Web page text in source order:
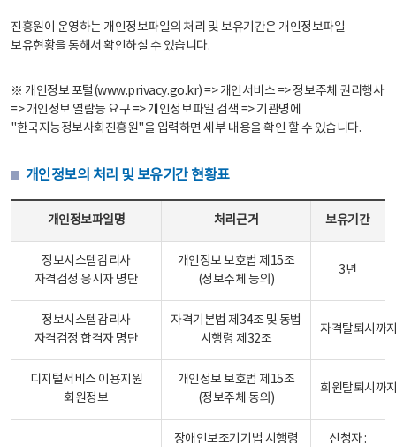
진흥원이 운영하는 개인정보파일의 처리 및 보유기간은 개인정보파일
보유현황을 통해서 확인하실 수 있습니다.
※ 개인정보 포털(www.privacy.go.kr) => 개인서비스 => 정보주체 권리행사
=> 개인정보 열람등 요구 => 개인정보파일 검색 => 기관명에
"한국지능정보사회진흥원"을 입력하면 세부 내용을 확인 할 수 있습니다.
개인정보의 처리 및 보유기간 현황표
개인정보파일명 처리근거 보유기간
정보시스템감리사
자격검정 응시자 명단
개인정보 보호법 제15조
(정보주체 등의)
3년
정보시스템감리사
자격검정 합격자 명단
자격기본법 제34조 및 동법
시행령 제32조
자격탈퇴시까
디지털서비스 이용지원
회원정보
개인정보 보호법 제15조
(정보주체 동의)
회원탈퇴시까
장애인보조기기법 시행령
신청자 :